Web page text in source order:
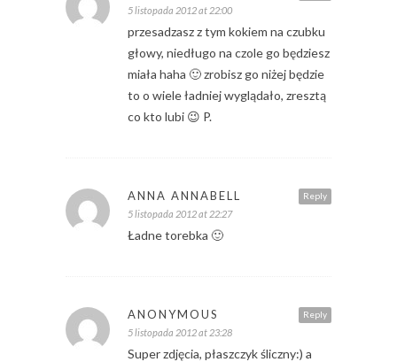
5 listopada 2012 at 22:00
przesadzasz z tym kokiem na czubku
głowy, niedługo na czole go będziesz
miała haha 🙂 zrobisz go niżej będzie
to o wiele ładniej wyglądało, zresztą
co kto lubi 😉 P.
Reply
ANNA ANNABELL
5 listopada 2012 at 22:27
Ładne torebka 🙂
Reply
ANONYMOUS
5 listopada 2012 at 23:28
Super zdjęcia, płaszczyk śliczny:) a